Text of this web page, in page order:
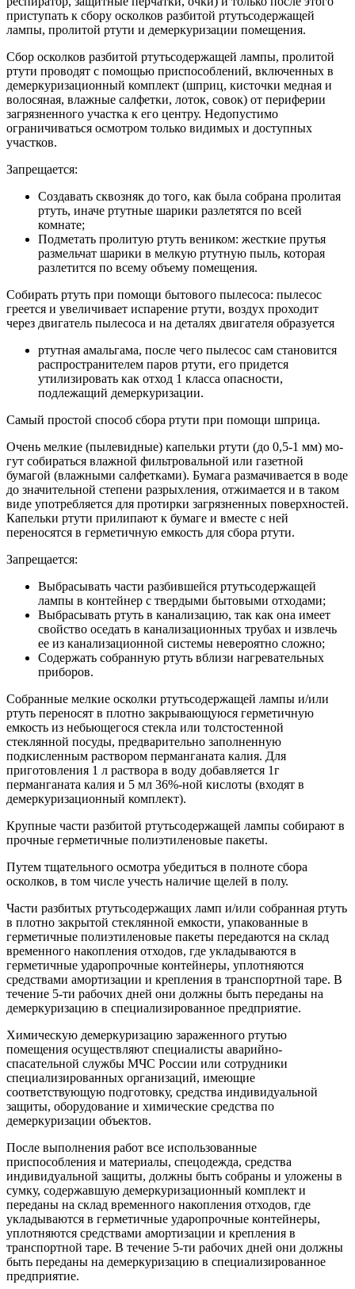
приступать к сбору осколков разбитой ртутьсодержащей
лампы, пролитой ртути и демеркуризации помещения.
Сбор осколков разбитой ртутьсодержащей лампы, пролитой
ртути проводят с помощью приспособлений, включенных в
демеркуризационный комплект (шприц, кисточки медная и
волосяная, влажные салфетки, лоток, совок) от периферии
загрязненного участка к его центру. Недопустимо
ограничиваться осмотром только видимых и доступных
участков.
Запрещается:
Создавать сквозняк до того, как была собрана пролитая
ртуть, иначе ртутные шарики разлетятся по всей
комнате;
Подметать пролитую ртуть веником: жесткие прутья
размельчат шарики в мелкую ртутную пыль, которая
разлетится по всему объему помещения.
Собирать ртуть при помощи бытового пылесоса: пылесос
греется и увеличивает испарение ртути, воздух проходит
через двигатель пылесоса и на деталях двигателя образуется
ртутная амальгама, после чего пылесос сам становится
распространителем паров ртути, его придется
утилизировать как отход 1 класса опасности,
подлежащий демеркуризации.
Самый простой способ сбора ртути при помощи шприца.
Очень мелкие (пылевидные) капельки ртути (до 0,5-1 мм) мо­
гут собираться влажной фильтровальной или газетной
бумагой (влажными салфетками). Бумага размачивается в воде
до значительной степени разрых­ления, отжимается и в таком
виде употребляется для протирки заг­рязненных поверхностей.
Капельки ртути прилипают к бумаге и вмес­те с ней
переносятся в герметичную емкость для сбора ртути.
Запрещается:
Выбрасывать части разбившейся ртутьсодержащей
лампы в контейнер с твердыми бытовыми отходами;
Выбрасывать ртуть в канализацию, так как она имеет
свойство оседать в канализационных трубах и извлечь
ее из канализационной системы невероятно сложно;
Содержать собранную ртуть вблизи нагревательных
приборов.
Собранные мелкие осколки ртутьсодержащей лампы и/или
ртуть переносят в плотно закрывающуюся герметичную
емкость из небьющегося стекла или толстостенной
стеклянной посуды, предварительно заполненную
подкисленным раствором перманганата калия. Для
приготовления 1 л раствора в воду добавляется 1г
перманганата калия и 5 мл 36%-ной кислоты (входят в
демеркуризационный комплект).
Крупные части разбитой ртутьсодержащей лампы собирают в
прочные герметичные полиэтиленовые пакеты.
Путем тщательного осмотра убедиться в полноте сбора
осколков, в том числе учесть наличие щелей в полу.
Части разбитых ртутьсодержащих ламп и/или собранная ртуть
в плотно закрытой стеклянной емкости, упакованные в
герметичные полиэтиленовые пакеты передаются на склад
временного накопления отходов, где укладываются в
герметичные ударопрочные контейнеры, уплотняются
средствами амортизации и крепления в транспортной таре. В
течение 5-ти рабочих дней они должны быть переданы на
демеркуризацию в специализированное предприятие.
Химическую демеркуризацию зараженного ртутью
помещения осуществляют специалисты аварийно-
спасательной службы МЧС России или сотрудники
специализированных организаций, имеющие
соответствующую подготовку, средства индивидуальной
защиты, оборудование и химические средства по
демеркуризации объектов.
После выполнения работ все использованные
приспособления и материалы, спецодежда, средства
индивидуальной защиты, должны быть собраны и уложены в
сумку, содержавшую демеркуризационный комплект и
переданы на склад временного накопления отходов, где
укладываются в герметичные ударопрочные контейнеры,
уплотняются средствами амортизации и крепления в
транспортной таре. В течение 5-ти рабочих дней они должны
быть переданы на демеркуризацию в специализированное
предприятие.